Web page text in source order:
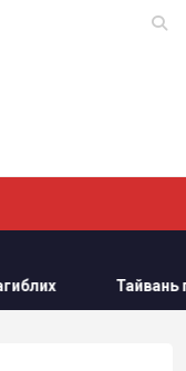
показав під час